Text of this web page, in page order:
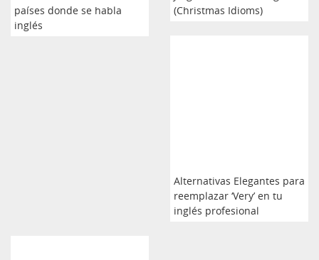
países donde se habla
inglés
(Christmas Idioms)
Alternativas Elegantes para
reemplazar ‘Very’ en tu
inglés profesional